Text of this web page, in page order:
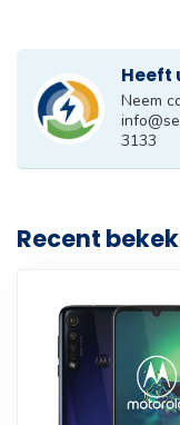
Heeft
Neem
3133
Recent